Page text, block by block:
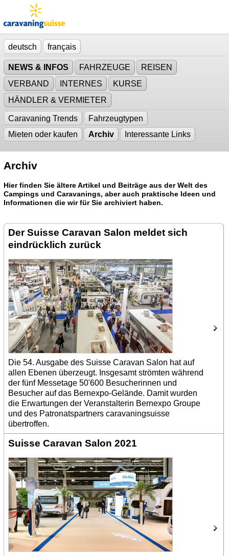
deutsch français
NEWS & INFOS FAHRZEUGE
REISEN
VERBAND
INTERNES
KURSE
HÄNDLER & VERMIETER
Caravaning Trends
Fahrzeugtypen
Mieten oder kaufen
Archiv Interessante Links
Archiv
Hier finden Sie ältere Artikel und Beiträge aus der Welt des
Campings und Caravanings, aber auch praktische Ideen und
Informationen die wir für Sie archiviert haben.
Der Suisse Caravan Salon meldet sich
eindrücklich zurück
Die 54. Ausgabe des Suisse Caravan Salon hat auf
allen Ebenen überzeugt. Insgesamt strömten während
der fünf Messetage 50'600 Besucherinnen und
Besucher auf das Bernexpo-Gelände. Damit wurden
die Erwartungen der Veranstalterin Bernexpo Groupe
und des Patronatspartners caravaningsuisse
übertroffen.
Suisse Caravan Salon 2021